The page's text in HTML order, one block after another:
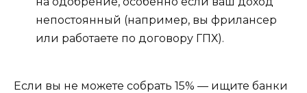
непостоянный (например, вы фрилансер
или работаете по договору ГПХ).
Если вы не можете собрать 15% — ищите банки